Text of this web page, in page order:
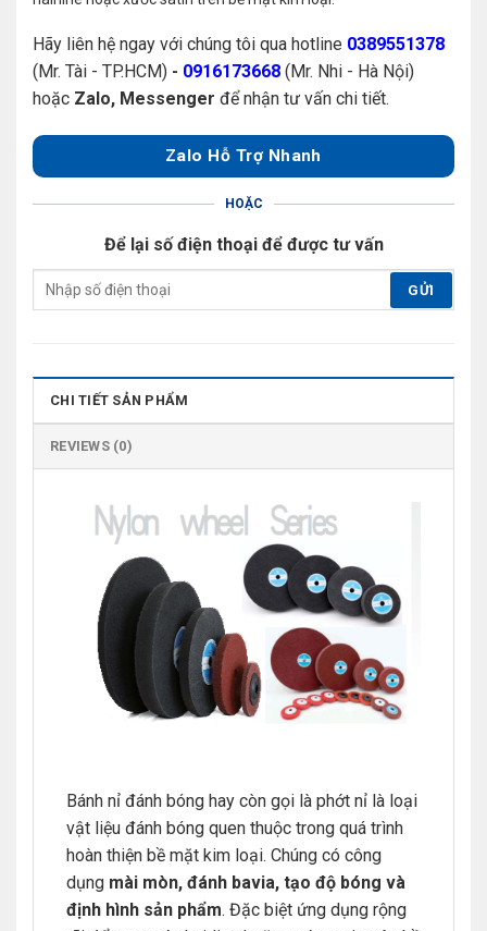
Hãy liên hệ ngay với chúng tôi qua hotline 0389551378
(Mr. Tài - TP.HCM) - 0916173668 (Mr. Nhi - Hà Nội)
hoặc Zalo, Messenger để nhận tư vấn chi tiết.
Zalo Hỗ Trợ Nhanh
HOẶC
Để lại số điện thoại để được tư vấn
CHI TIẾT SẢN PHẨM
REVIEWS (0)
Bánh nỉ đánh bóng hay còn gọi là phớt nỉ là loại
vật liệu đánh bóng quen thuộc trong quá trình
hoàn thiện bề mặt kim loại. Chúng có công
dụng mài mòn, đánh bavia, tạo độ bóng và
định hình sản phẩm. Đặc biệt ứng dụng rộng